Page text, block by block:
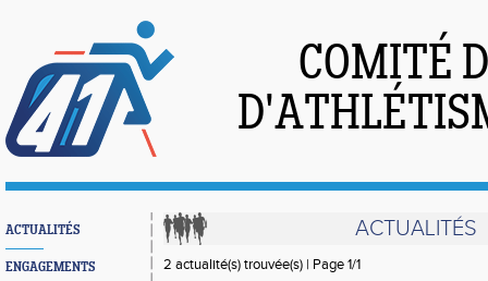
COMITÉ
ACTUALITÉS
ENGAGEMENTS
ACTUALITÉS
2 actualité(s) trouvée(s) | Page 1/1